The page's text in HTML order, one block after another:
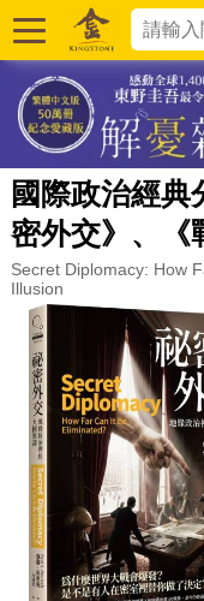
國際政治經
密外交》、《
Secret Diplomacy: How
Illusion